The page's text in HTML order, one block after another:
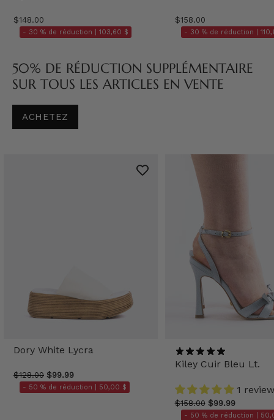
$148.00
- 30 % de réduction | 103,60 $
$158.00
- 30 % de réduction |
50% DE RÉDUCTION SUPPLÉMENTAIRE
SUR TOUS LES ARTICLES EN VENTE
ACHETEZ
Dory White Lycra
$128.00 $99.99
- 50 % de réduction | 50,00 $
Kiley Cuir Bleu Lt.
1 review
$158.00 $99.99
- 50 % de réduction |